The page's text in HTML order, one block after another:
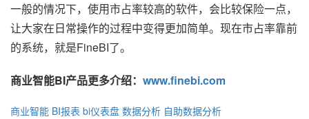
一般的情况下，使用市占率较高的软件，会比较保险一点，
让大家在日常操作的过程中变得更加简单。现在市占率靠前
的系统，就是FineBI了。
商业智能BI产品更多介绍： www.finebi.com
商业智能 BI报表 bi仪表盘 数据分析 自助数据分析